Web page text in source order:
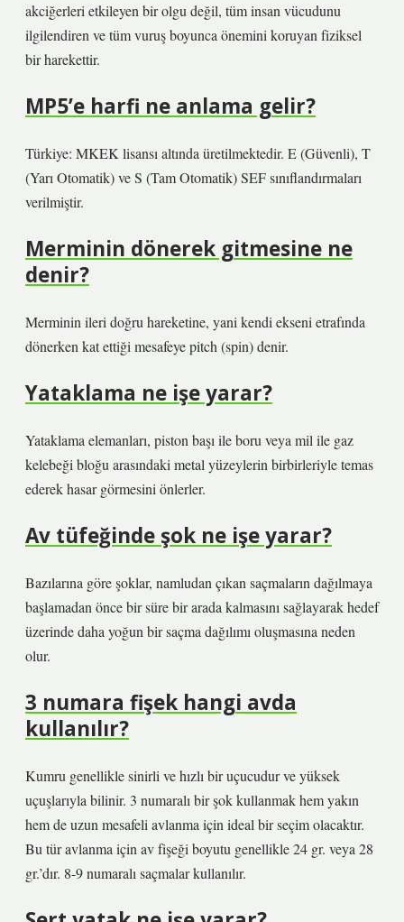
akciğerleri etkileyen bir olgu değil, tüm insan vücudunu
ilgilendiren ve tüm vuruş boyunca önemini koruyan fiziksel
bir harekettir.
MP5’e harfi ne anlama gelir?
Türkiye: MKEK lisansı altında üretilmektedir. E (Güvenli), T
(Yarı Otomatik) ve S (Tam Otomatik) SEF sınıflandırmaları
verilmiştir.
Merminin dönerek gitmesine ne
denir?
Merminin ileri doğru hareketine, yani kendi ekseni etrafında
dönerken kat ettiği mesafeye pitch (spin) denir.
Yataklama ne işe yarar?
Yataklama elemanları, piston başı ile boru veya mil ile gaz
kelebeği bloğu arasındaki metal yüzeylerin birbirleriyle temas
ederek hasar görmesini önlerler.
Av tüfeğinde şok ne işe yarar?
Bazılarına göre şoklar, namludan çıkan saçmaların dağılmaya
başlamadan önce bir süre bir arada kalmasını sağlayarak hedef
üzerinde daha yoğun bir saçma dağılımı oluşmasına neden
olur.
3 numara fişek hangi avda
kullanılır?
Kumru genellikle sinirli ve hızlı bir uçucudur ve yüksek
uçuşlarıyla bilinir. 3 numaralı bir şok kullanmak hem yakın
hem de uzun mesafeli avlanma için ideal bir seçim olacaktır.
Bu tür avlanma için av fişeği boyutu genellikle 24 gr. veya 28
gr.’dır. 8-9 numaralı saçmalar kullanılır.